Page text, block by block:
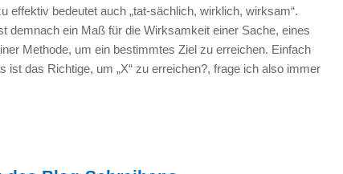
effektiv bedeutet auch „tat-sächlich, wirklich, wirksam“.
demnach ein Maß für die Wirksamkeit einer Sache, eines
Methode, um ein bestimmtes Ziel zu erreichen. Einfach
ist das Richtige, um „X“ zu erreichen?, frage ich also immer